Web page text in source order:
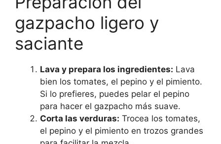
gazpacho ligero y
saciante
Lava y prepara los ingredientes: Lava
bien los tomates, el pepino y el pimiento.
Si lo prefieres, puedes pelar el pepino
para hacer el gazpacho más suave.
Corta las verduras: Trocea los tomates,
el pepino y el pimiento en trozos grandes